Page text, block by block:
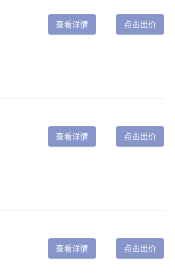
查看详情 点击出价
查看详情 点击出价
查看详情 点击出价